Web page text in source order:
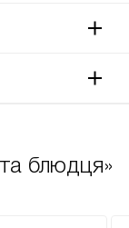
та блюдця»